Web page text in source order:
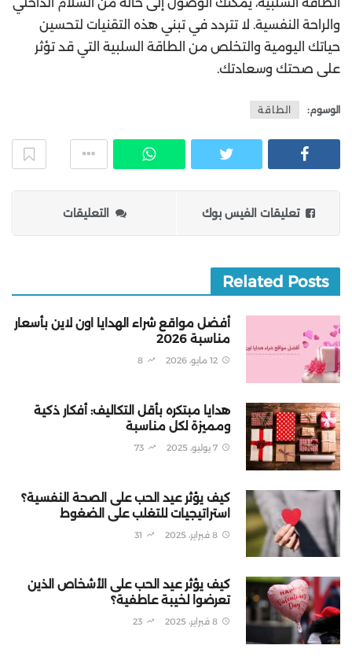
والراحة النفسية. لا تتردد في تبني هذه التقنيات لتحسين
حياتك اليومية والتخلص من الطاقة السلبية التي قد تؤثر
على صحتك وسعادتك.
الوسوم: الطاقة
تعليقات الفيس بوك التعليقات
Related Posts
أفضل مواقع شراء الهدايا اون لاين بأسعار
مناسبة 2026
12 مايو، 2026 8
هدايا مبتكره بأقل التكاليف: أفكار ذكية
ومميزة لكل مناسبة
7 يوليو، 2025 73
كيف يؤثر عيد الحب على الصحة النفسية؟
استراتيجيات للتغلب على الضغوط
8 فبراير، 2025 31
كيف يؤثر عيد الحب على الأشخاص الذين
تعرضوا لخيبة عاطفية؟
8 فبراير، 2025 23